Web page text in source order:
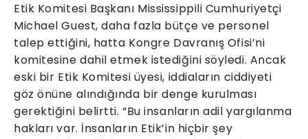
Etik Komitesi Başkanı Mississippili Cumhuriyetçi
Michael Guest, daha fazla bütçe ve personel
talep ettiğini, hatta Kongre Davranış Ofisi’ni
komitesine dahil etmek istediğini söyledi. Ancak
eski bir Etik Komitesi üyesi, iddiaların ciddiyeti
göz önüne alındığında bir denge kurulması
gerektiğini belirtti. “Bu insanların adil yargılanma
hakları var. İnsanların Etik’in hiçbir şey